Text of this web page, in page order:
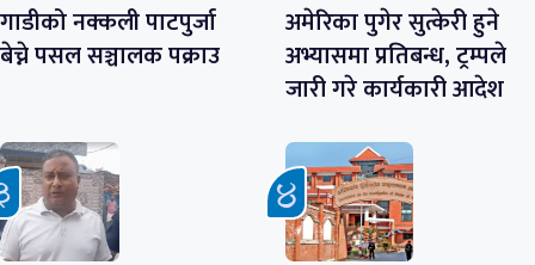
गाडीको नक्कली पाटपुर्जा
बेच्ने पसल सञ्चालक पक्राउ
अमेरिका पुगेर सुत्केरी हुने
अभ्यासमा प्रतिबन्ध, ट्रम्पले
जारी गरे कार्यकारी आदेश